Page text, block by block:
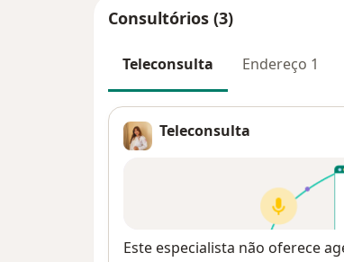
Consultórios (3)
Teleconsulta Endereço 1
Teleconsulta
Disponibilidade
Este especialista não oferece